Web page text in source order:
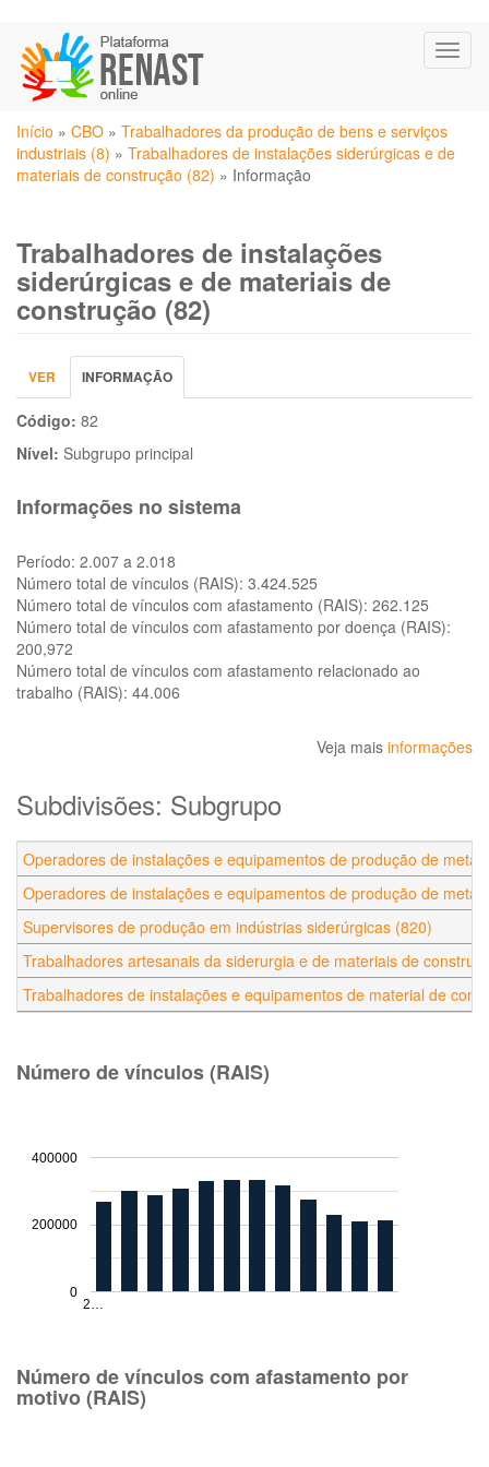
para
conteúdo
principal
Você
está
aqui
Início » CBO » Trabalhadores da produção de bens e serviços
industriais (8) » Trabalhadores de instalações siderúrgicas e de
materiais de construção (82) » Informação
Trabalhadores de instalações
siderúrgicas e de materiais de
construção (82)
Abas
primárias
VER INFORMAÇÃO
ATIVA)
Código: 82
Nível: Subgrupo principal
Informações no sistema
Período: 2.007 a 2.018
Número total de vínculos (RAIS): 3.424.525
Número total de vínculos com afastamento (RAIS): 262.125
Número total de vínculos com afastamento por doença (RAIS):
200,972
Número total de vínculos com afastamento relacionado ao
trabalho (RAIS): 44.006
Veja mais informações
Subdivisões: Subgrupo
Operadores de instalações e equipamentos de produção de
Operadores de instalações e equipamentos de produção de
Supervisores de produção em indústrias siderúrgicas (820)
Trabalhadores artesanais da siderurgia e de materiais de
Trabalhadores de instalações e equipamentos de material de
Número de vínculos (RAIS)
2…
0
200000
400000
Número de vínculos com afastamento por
motivo (RAIS)